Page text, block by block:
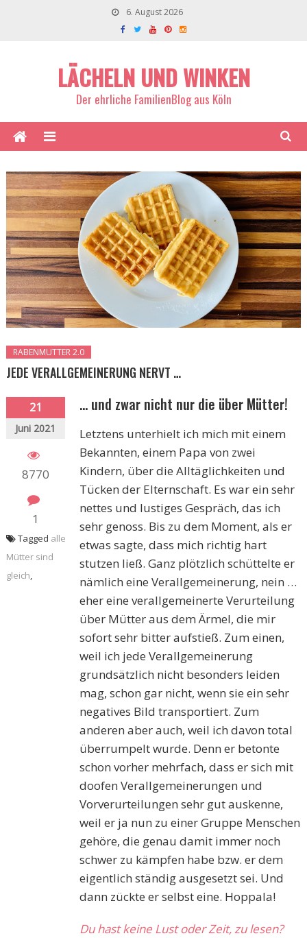
6. August 2026
LÄCHELN UND WINKEN
Der ehrliche FamilienBlog aus Köln
RABENMUTTER 2.0
JEDE VERALLGEMEINERUNG NERVT …
21
Juni 2021
8770
1
… und zwar nicht nur die über Mütter!
Letztens unterhielt ich mich mit einem
Bekannten, einem Papa von zwei
Kindern, über die Alltäglichkeiten und
Tücken der Elternschaft. Es war ein sehr
nettes und lustiges Gespräch, das ich
sehr genoss. Bis zu dem Moment, als er
etwas sagte, dass mich richtig hart
stutzen ließ. Ganz plötzlich schüttelte er
nämlich eine Verallgemeinerung, nein …
eher eine verallgemeinerte Verurteilung
über Mütter aus dem Ärmel, die mir
sofort sehr bitter aufstieß. Zum einen,
weil ich jede Verallgemeinerung
grundsätzlich nicht besonders leiden
mag, schon gar nicht, wenn sie ein sehr
negatives Bild transportiert. Zum
anderen aber auch, weil ich davon total
überrumpelt wurde. Denn er betonte
schon vorher mehrfach, dass er sich mit
doofen Verallgemeinerungen und
Vorverurteilungen sehr gut auskenne,
weil er ja nun zu einer Gruppe Menschen
gehöre, die genau damit immer noch
schwer zu kämpfen habe bzw. er dem
eigentlich ständig ausgesetzt sei. Und
dann zückte er selbst eine. Hoppala!
Du hast keine Lust oder Zeit, zu lesen?
Tagged alle
Mütter sind
gleich,